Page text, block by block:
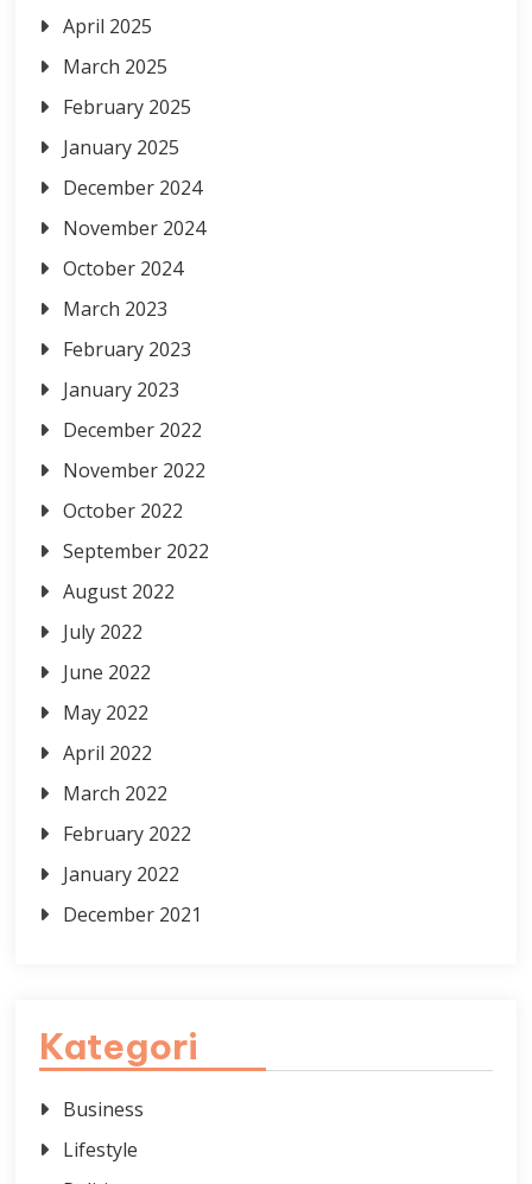
April 2025
March 2025
February 2025
January 2025
December 2024
November 2024
October 2024
March 2023
February 2023
January 2023
December 2022
November 2022
October 2022
September 2022
August 2022
July 2022
June 2022
May 2022
April 2022
March 2022
February 2022
January 2022
December 2021
Kategori
Business
Lifestyle